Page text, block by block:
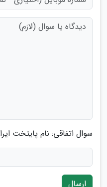
سوال اتفاقی: نام پایتخت
ارسال